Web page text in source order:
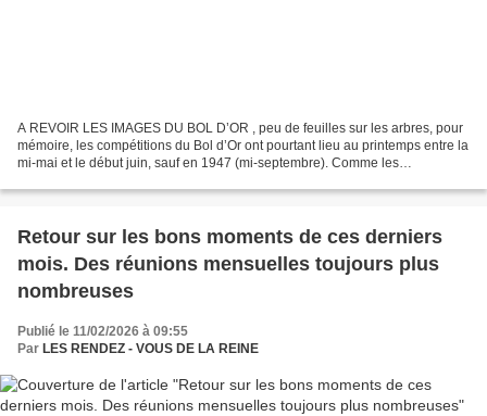
A REVOIR LES IMAGES DU BOL D’OR , peu de feuilles sur les arbres, pour
mémoire, les compétitions du Bol d’Or ont pourtant lieu au printemps entre la
mi-mai et le début juin, sauf en 1947 (mi-septembre). Comme les
Retour sur les bons moments de ces derniers
mois. Des réunions mensuelles toujours plus
nombreuses
Publié le 11/02/2026 à 09:55
Par LES RENDEZ - VOUS DE LA REINE